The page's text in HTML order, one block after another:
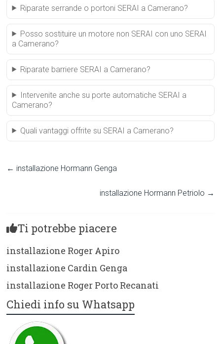
Riparate serrande o portoni SERAI a Camerano?
Posso sostituire un motore non SERAI con uno SERAI
a Camerano?
Riparate barriere SERAI a Camerano?
Intervenite anche su porte automatiche SERAI a
Camerano?
Quali vantaggi offrite su SERAI a Camerano?
← installazione Hormann Genga
installazione Hormann Petriolo →
Ti potrebbe piacere
installazione Roger Apiro
installazione Cardin Genga
installazione Roger Porto Recanati
Chiedi info su Whatsapp